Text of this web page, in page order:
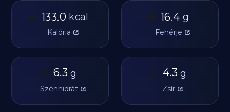
🔥 133.0 kcal
Kalória
🥩 16.4 g
Fehérje
🥔 6.3 g
Szénhidrát
🫒 4.3 g
Zsír